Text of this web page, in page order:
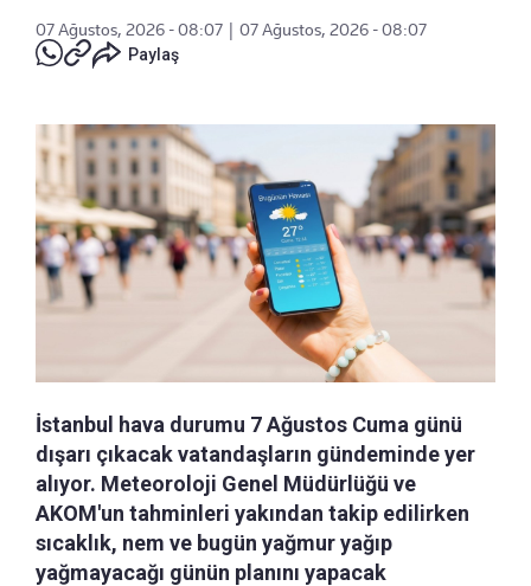
07 Ağustos, 2026 - 08:07
07 Ağustos, 2026 - 08:07
Paylaş
İstanbul hava durumu 7 Ağustos Cuma günü
dışarı çıkacak vatandaşların gündeminde yer
alıyor. Meteoroloji Genel Müdürlüğü ve
AKOM'un tahminleri yakından takip edilirken
sıcaklık, nem ve bugün yağmur yağıp
yağmayacağı günün planını yapacak